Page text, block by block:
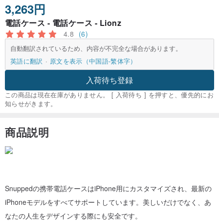
3,263円
電話ケース - 電話ケース - Lionz
4.8 (6)
自動翻訳されているため、内容が不完全な場合があります。
英語に翻訳
原文を表示（中国語-繁体字）
入荷待ち登録
この商品は現在在庫がありません。 [ 入荷待ち ] を押すと、優先的にお
知らせがきます。
商品説明
Snuppedの携帯電話ケースはiPhone用にカスタマイズされ、最新の
iPhoneモデルをすべてサポートしています。美しいだけでなく、あ
なたの人生をデザインする際にも安全です。